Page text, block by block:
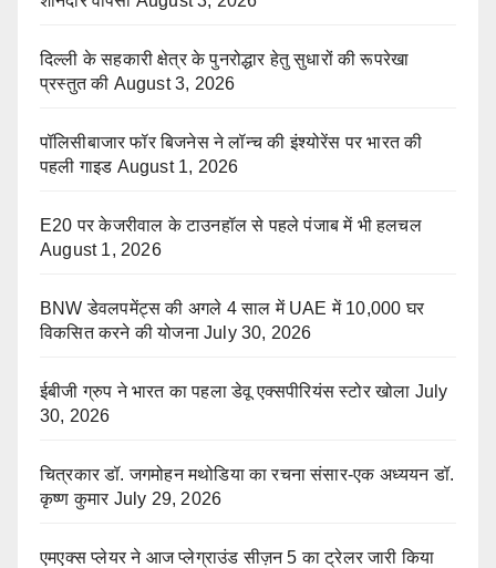
दिल्ली के सहकारी क्षेत्र के पुनरोद्धार हेतु सुधारों की रूपरेखा
प्रस्तुत की August 3, 2026
पॉलिसीबाजार फॉर बिजनेस ने लॉन्च की इंश्योरेंस पर भारत की
पहली गाइड August 1, 2026
E20 पर केजरीवाल के टाउनहॉल से पहले पंजाब में भी हलचल
August 1, 2026
BNW डेवलपमेंट्स की अगले 4 साल में UAE में 10,000 घर
विकसित करने की योजना July 30, 2026
ईबीजी ग्रुप ने भारत का पहला डेवू एक्सपीरियंस स्टोर खोला July
30, 2026
चित्रकार डॉ. जगमोहन मथोडिया का रचना संसार-एक अध्ययन डॉ.
कृष्ण कुमार July 29, 2026
एमएक्स प्लेयर ने आज प्लेग्राउंड सीज़न 5 का ट्रेलर जारी किया